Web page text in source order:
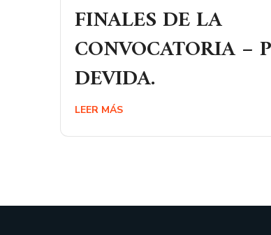
FINALES DE LA
CONVOCATORIA –
DEVIDA.
LEER MÁS